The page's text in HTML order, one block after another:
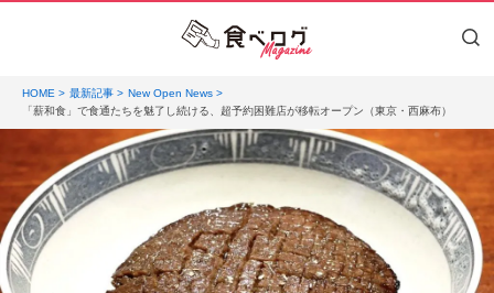
HOME 最新記事
New Open News
「薪和食」で食通たちを魅了し続ける、超予約困難店が移転オープン（東京・西麻布）